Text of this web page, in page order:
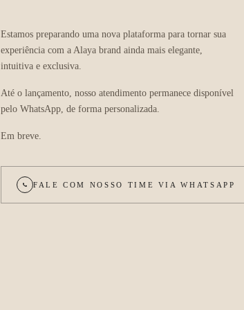
Estamos preparando uma nova plataforma para tornar sua
experiência com a Alaya brand ainda mais elegante,
intuitiva e exclusiva.
Até o lançamento, nosso atendimento permanece disponível
pelo WhatsApp, de forma personalizada.
Em breve.
FALE COM NOSSO TIME VIA WHATSAPP